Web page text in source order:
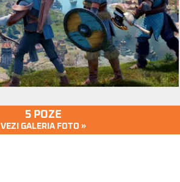
5 POZE
VEZI GALERIA FOTO »